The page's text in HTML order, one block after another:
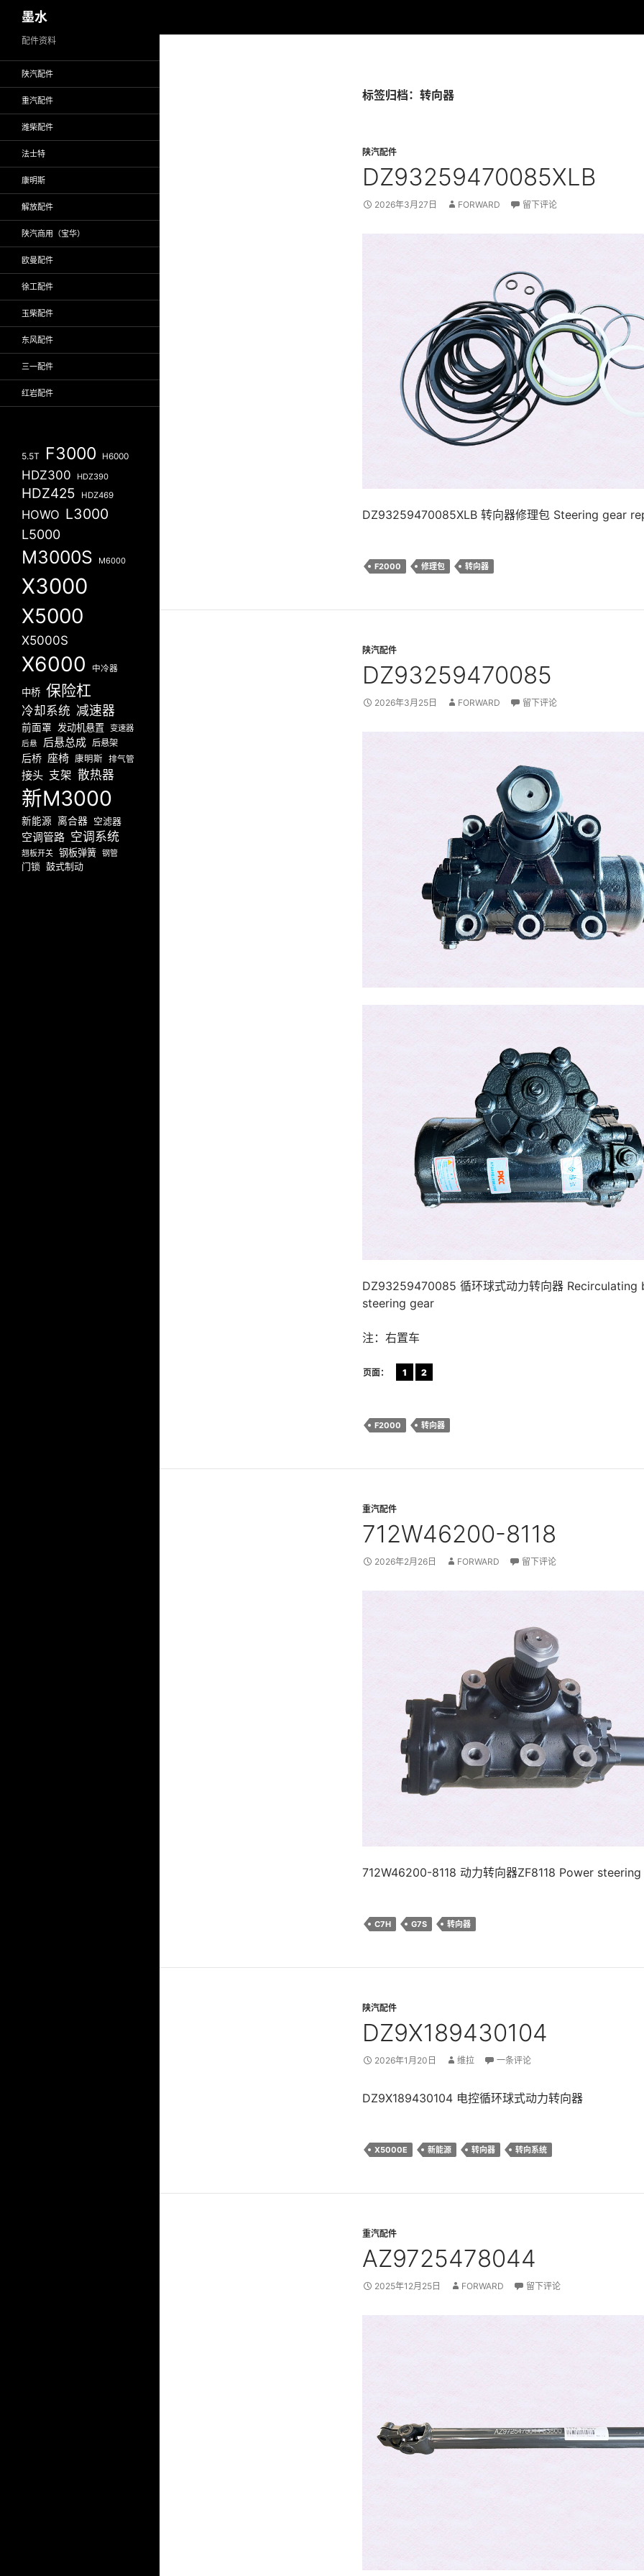
至
墨水
标签归档：转向器
陕汽配件
DZ93259470085XLB
2026年3月27日 FORWARD 留下评论
DZ93259470085XLB 转向器修理包 Steering gear
F2000 修理包 转向器
陕汽配件
DZ93259470085
2026年3月25日 FORWARD 留下评论
DZ93259470085 循环球式动力转向器 Recirculating
steering gear
注：右置车
页面： 1 2
F2000 转向器
重汽配件
712W46200-8118
2026年2月26日 FORWARD 留下评论
712W46200-8118 动力转向器ZF8118 Power
C7H G7S 转向器
陕汽配件
DZ9X189430104
2026年1月20日 维拉 一条评论
DZ9X189430104 电控循环球式动力转向器
X5000E 新能源 转向器 转向系统
重汽配件
AZ9725478044
2025年12月25日 FORWARD 留下评论
配件资料
陕汽配件
重汽配件
潍柴配件
法士特
康明斯
解放配件
陕汽商用（宝华）
欧曼配件
徐工配件
玉柴配件
东风配件
三一配件
红岩配件
5.5T F3000 H6000
HDZ300 HDZ390
HDZ425 HDZ469
HOWO L3000
L5000
M3000S M6000
X3000
X5000
X5000S
X6000 中冷器
中桥 保险杠
冷却系统 减速器
前面罩 发动机悬置 变速器
后悬 后悬总成 后悬架
后桥 座椅 康明斯 排气管
接头 支架 散热器
新M3000
新能源 离合器 空滤器
空调管路 空调系统
翘板开关 钢板弹簧 钢管
门锁 鼓式制动